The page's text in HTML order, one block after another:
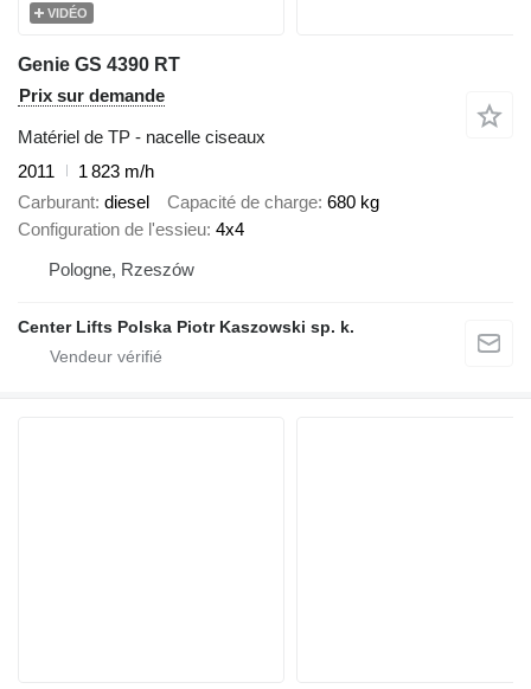
VIDÉO
Genie GS 4390 RT
Prix sur demande
Matériel de TP - nacelle ciseaux
2011
1 823 m/h
Carburant diesel Capacité de charge 680 kg
Configuration de l'essieu 4x4
Pologne, Rzeszów
Center Lifts Polska Piotr Kaszowski sp. k.